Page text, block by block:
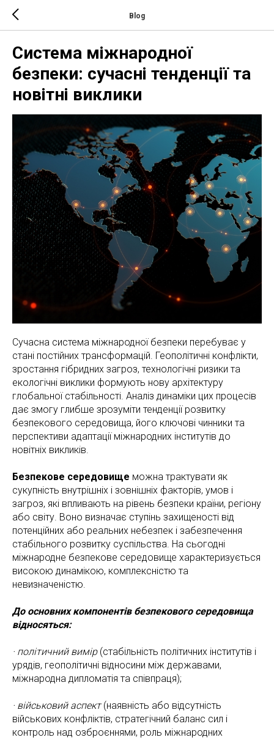
Blog
Система міжнародної
безпеки: сучасні тенденції та
новітні виклики
Сучасна система міжнародної безпеки перебуває у
стані постійних трансформацій. Геополітичні конфлікти,
зростання гібридних загроз, технологічні ризики та
екологічні виклики формують нову архітектуру
глобальної стабільності. Аналіз динаміки цих процесів
дає змогу глибше зрозуміти тенденції розвитку
безпекового середовища, його ключові чинники та
перспективи адаптації міжнародних інститутів до
новітніх викликів.
Безпекове середовище можна трактувати як
сукупність внутрішніх і зовнішніх факторів, умов і
загроз, які впливають на рівень безпеки країни, регіону
або світу. Воно визначає ступінь захищеності від
потенційних або реальних небезпек і забезпечення
стабільного розвитку суспільства. На сьогодні
міжнародне безпекове середовище характеризується
високою динамікою, комплексністю та
невизначеністю.
До основних компонентів безпекового середовища
відносяться:
· політичний вимір(стабільність політичних інститутів і
урядів, геополітичні відносини між державами,
міжнародна дипломатія та співпраця);
· військовий аспект(наявність або відсутність
військових конфліктів, стратегічний баланс сил і
контроль над озброєннями, роль міжнародних